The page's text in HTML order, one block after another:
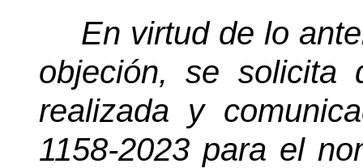
En virtud de lo
objeción, se solicita
realizada y
1158-2023 para el